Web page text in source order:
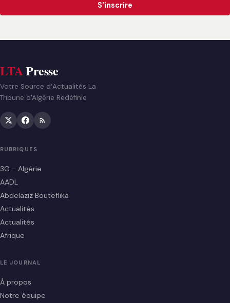
S'inscrire
LTAPresse
Votre Source d’Actualités La
Tribune d'Algérie Redéfinie
RUBRIQUES
3G - Algérie
AADL
Abdelaziz Bouteflika
Actualités
Actualités
Afrique
LE JOURNAL
À propos
Notre équipe